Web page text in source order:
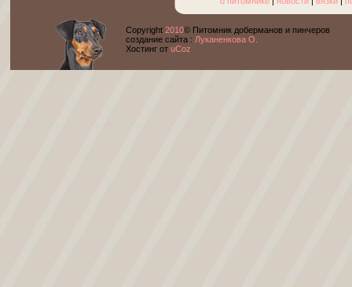
Copyright 2010© Питомник доберманов и пинчеров
cоздание сайта : Луканенкова О.
Хостинг от uCoz